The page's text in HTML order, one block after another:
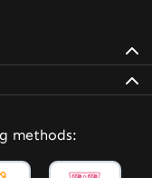
browser tab
in a new
methods: